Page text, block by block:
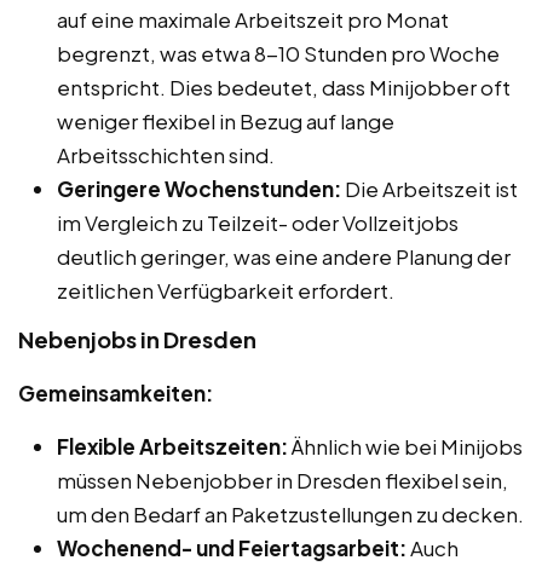
auf eine maximale Arbeitszeit pro Monat
begrenzt, was etwa 8-10 Stunden pro Woche
entspricht. Dies bedeutet, dass Minijobber oft
weniger flexibel in Bezug auf lange
Arbeitsschichten sind.
Geringere Wochenstunden: Die Arbeitszeit ist
im Vergleich zu Teilzeit- oder Vollzeitjobs
deutlich geringer, was eine andere Planung der
zeitlichen Verfügbarkeit erfordert.
Nebenjobs in Dresden
Gemeinsamkeiten:
Flexible Arbeitszeiten:Ähnlich wie bei Minijobs
müssen Nebenjobber in Dresden flexibel sein,
um den Bedarf an Paketzustellungen zu decken.
Wochenend- und Feiertagsarbeit:Auch